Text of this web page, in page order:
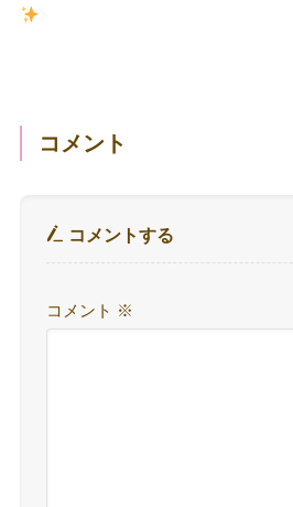
コメント
コメントする
コメント ※